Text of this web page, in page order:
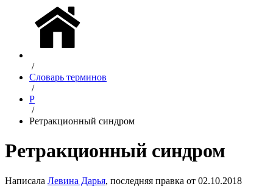
/
Словарь терминов
/
Р
/
Ретракционный синдром
Ретракционный синдром
Написала Левина Дарья, последняя правка от 02.10.2018